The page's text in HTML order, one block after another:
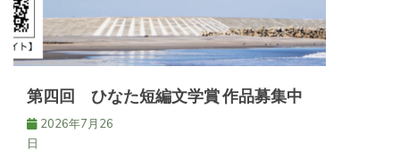
第四回 ひなた短編文学賞 作品募集中
2026年7月26
日